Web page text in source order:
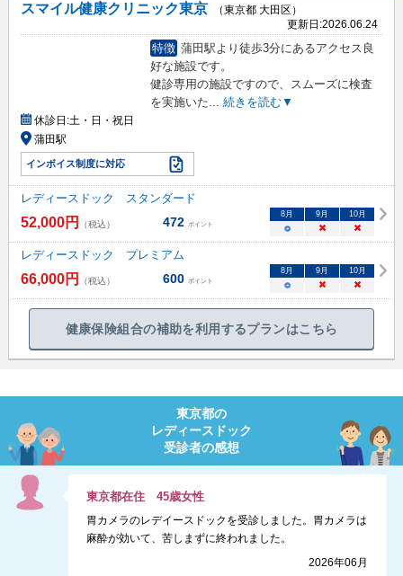
スマイル健康クリニック東京
（東京都 大田区）
更新日:2026.06.24
特徴 蒲田駅より徒歩3分にあるアクセス良
好な施設です。
健診専用の施設ですので、スムーズに検査
を実施いた... 続きを読む▼
休診日:土・日・祝日
蒲田駅
インボイス制度に対応
レディースドック スタンダード
52,000円 （税込） 472 ポイント
8月 9月 10月
○ × ×
レディースドック プレミアム
66,000円 （税込） 600 ポイント
8月 9月 10月
○ × ×
健康保険組合の補助を利用するプランはこちら
東京都の
レディースドック
受診者の感想
東京都在住45歳女性
胃カメラのレデイースドックを受診しました。胃カメラは
麻酔が効いて、苦しまずに終われました。
2026年06月